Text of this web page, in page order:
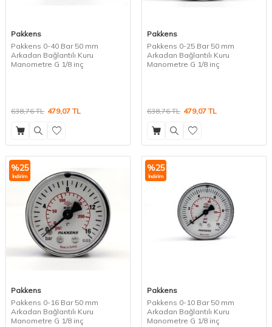
Pakkens
Pakkens 0-40 Bar 50 mm
Arkadan Bağlantılı Kuru
Manometre G 1/8 inç
638,76TL 479,07 TL
Pakkens
Pakkens 0-25 Bar 50 mm
Arkadan Bağlantılı Kuru
Manometre G 1/8 inç
638,76TL 479,07 TL
%25
İndirim
Pakkens
Pakkens 0-16 Bar 50 mm
Arkadan Bağlantılı Kuru
Manometre G 1/8 inç
%25
İndirim
Pakkens
Pakkens 0-10 Bar 50 mm
Arkadan Bağlantılı Kuru
Manometre G 1/8 inç